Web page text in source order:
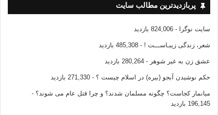
پربازدیدترین مطالب سایت
سایت نوگرا - 824,006 بازدید
شعر، زندگی زیبـاســـت ! - 485,308 بازدید
عشق زن به غیر شوهر - 280,264 بازدید
حکم نوشیدن آبجو (بیره) در اسلام چیست ؟ - 271,330 بازدید
میانمار کجاست؟ چگونه مسلمان شدند؟ و چرا قتل عام می شوند؟ -
196,145 بازدید